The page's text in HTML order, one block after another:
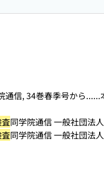
通信, 34巻春季号から......
同学院通信 一般社団法
同学院通信 一般社団法